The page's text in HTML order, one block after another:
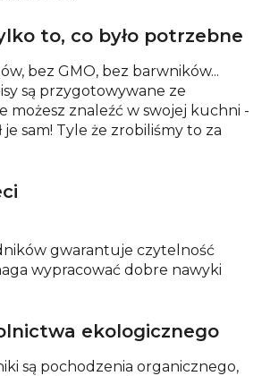
to, co było potrzebne
bez GMO, bez barwników...
są przygotowywane ze
możesz znaleźć w swojej kuchni -
je sam! Tyle że zrobiliśmy to za
gwarantuje czytelność
wypracować dobre nawyki
ekologicznego
są pochodzenia organicznego,